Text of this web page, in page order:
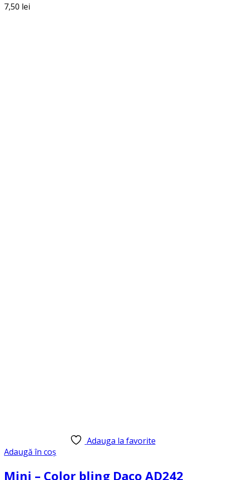
7,50 lei
Adauga la favorite
Adaugă în coș
Mini – Color bling Daco AD242